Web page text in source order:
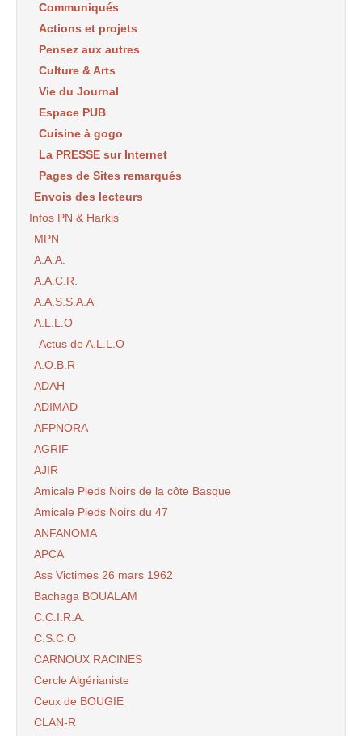
Communiqués
Actions et projets
Pensez aux autres
Culture & Arts
Vie du Journal
Espace PUB
Cuisine à gogo
La PRESSE sur Internet
Pages de Sites remarqués
Envois des lecteurs
Infos PN & Harkis
MPN
A.A.A.
A.A.C.R.
A.A.S.S.A.A
A.L.L.O
Actus de A.L.L.O
A.O.B.R
ADAH
ADIMAD
AFPNORA
AGRIF
AJIR
Amicale Pieds Noirs de la côte Basque
Amicale Pieds Noirs du 47
ANFANOMA
APCA
Ass Victimes 26 mars 1962
Bachaga BOUALAM
C.C.I.R.A.
C.S.C.O
CARNOUX RACINES
Cercle Algérianiste
Ceux de BOUGIE
CLAN-R